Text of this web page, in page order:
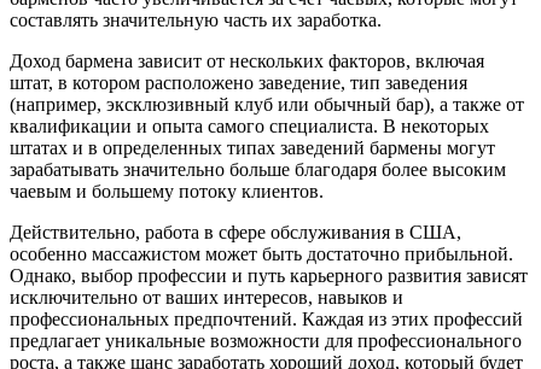
составлять значительную часть их заработка.
Доход бармена зависит от нескольких факторов, включая
штат, в котором расположено заведение, тип заведения
(например, эксклюзивный клуб или обычный бар), а также от
квалификации и опыта самого специалиста. В некоторых
штатах и в определенных типах заведений бармены могут
зарабатывать значительно больше благодаря более высоким
чаевым и большему потоку клиентов.
Действительно, работа в сфере обслуживания в США,
особенно массажистом может быть достаточно прибыльной.
Однако, выбор профессии и путь карьерного развития зависят
исключительно от ваших интересов, навыков и
профессиональных предпочтений. Каждая из этих профессий
предлагает уникальные возможности для профессионального
роста, а также шанс заработать хороший доход, который будет